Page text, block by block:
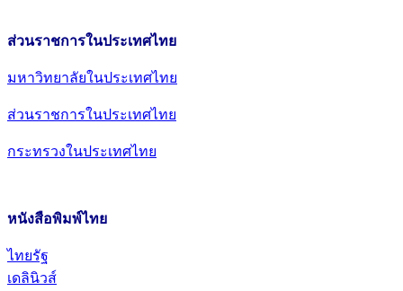
ส่วนราชการในประเทศไทย
มหาวิทยาลัยในประเทศไทย
ส่วนราชการในประเทศไทย
กระทรวงในประเทศไทย
หนังสือพิมพ์ไทย
ไทยรัฐ
เดลินิวส์